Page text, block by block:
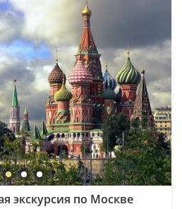
экскурсия по Москве